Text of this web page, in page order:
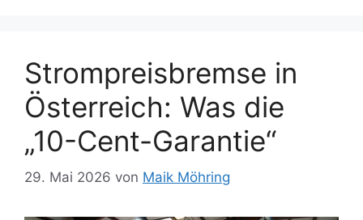
Strompreisbremse in
Österreich: Was die
„10-Cent-Garantie“
29. Mai 2026 von Maik Möhring